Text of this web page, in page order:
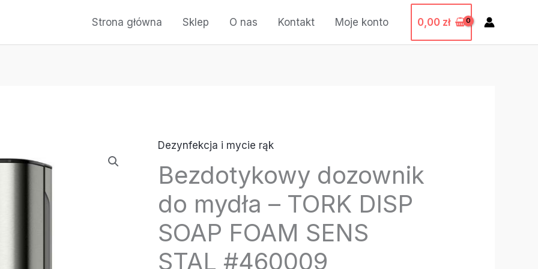
Strona główna Sklep O nas Kontakt Moje konto 0,00 zł
Dezynfekcja i mycie rąk
Bezdotykowy dozownik
do mydła – TORK DISP
SOAP FOAM SENS
STAL #460009